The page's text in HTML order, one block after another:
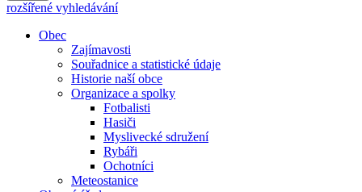
rozšířené vyhledávání
Obec
Zajímavosti
Souřadnice a statistické údaje
Historie naší obce
Organizace a spolky
Fotbalisti
Hasiči
Myslivecké sdružení
Rybáři
Ochotníci
Meteostanice